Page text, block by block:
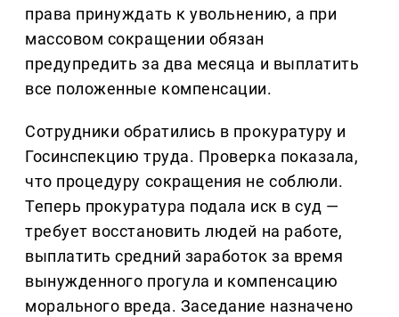
права принуждать к увольнению, а при
массовом сокращении обязан
предупредить за два месяца и выплатить
все положенные компенсации.
Сотрудники обратились в прокуратуру и
Госинспекцию труда. Проверка показала,
что процедуру сокращения не соблюли.
Теперь прокуратура подала иск в суд —
требует восстановить людей на работе,
выплатить средний заработок за время
вынужденного прогула и компенсацию
морального вреда. Заседание назначено